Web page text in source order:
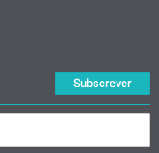
Subscrever